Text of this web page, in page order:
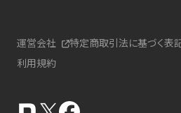
運営会社 特定商取引法に基づく表
利用規約